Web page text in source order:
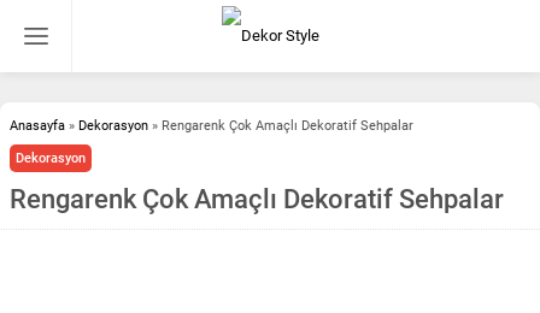
Anasayfa » Dekorasyon » Rengarenk Çok Amaçlı Dekoratif Sehpalar
Dekorasyon
Rengarenk Çok Amaçlı Dekoratif Sehpalar